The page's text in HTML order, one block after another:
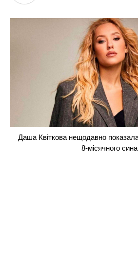
Даша Квіткова нещодавно
8-місячного сина